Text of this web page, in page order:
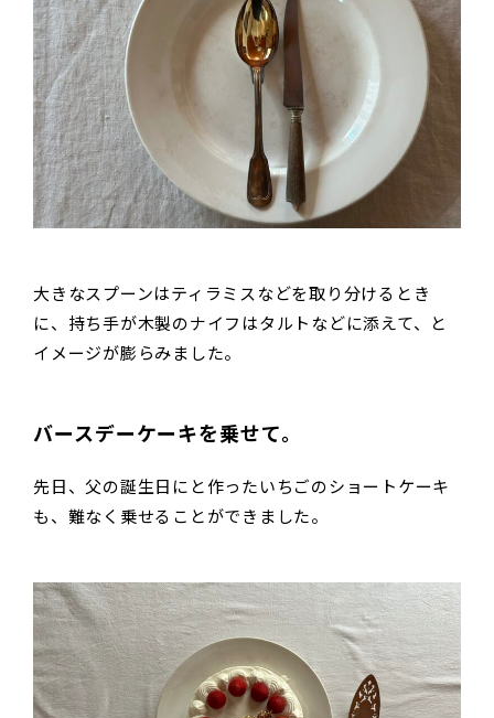
大きなスプーンはティラミスなどを取り分けるとき
に、持ち手が木製のナイフはタルトなどに添えて、と
イメージが膨らみました。
バースデーケーキを乗せて。
先日、父の誕生日にと作ったいちごのショートケーキ
も、難なく乗せることができました。